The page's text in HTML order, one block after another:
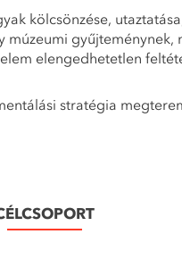
kölcsönzése,
elengedhetetlen
stratégia